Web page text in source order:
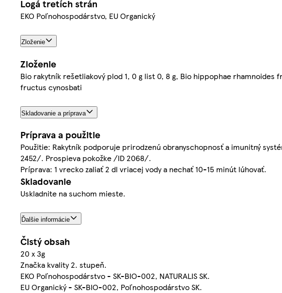
Logá tretích strán
EKO Poľnohospodárstvo, EU Organický
Zloženie
Zloženie
Bio rakytník rešetliakový plod 1, 0 g list 0, 8 g, Bio hippophae rhamnoides
fructus cynosbati
Skladovanie a príprava
Príprava a použitie
Použitie: Rakytník podporuje prirodzenú obranyschopnosť a imunitný
2452/. Prospieva pokožke /ID 2068/.
Príprava: 1 vrecko zaliať 2 dl vriacej vody a nechať 10-15 minút lúhovať.
Skladovanie
Uskladnite na suchom mieste.
Ďalšie informácie
Čistý obsah
20 x 3g
Značka kvality 2. stupeň.
EKO Poľnohospodárstvo - SK-BIO-002, NATURALIS SK.
EU Organický - SK-BIO-002, Poľnohospodárstvo SK.